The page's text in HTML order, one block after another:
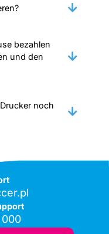
bezahlen
und den
noch